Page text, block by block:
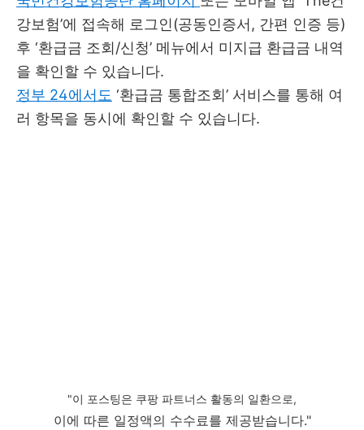
강보험’에 접속해 로그인(공동인증서, 간편 인증 등)
후 ‘환급금 조회/신청’ 메뉴에서 미지급 환급금 내역
을 확인할 수 있습니다.
정부 24에서도 ‘환급금 통합조회’ 서비스를 통해 여
러 항목을 동시에 확인할 수 있습니다.
"이 포스팅은 쿠팡 파트너스 활동의 일환으로,
이에 따른 일정액의 수수료를 제공받습니다."